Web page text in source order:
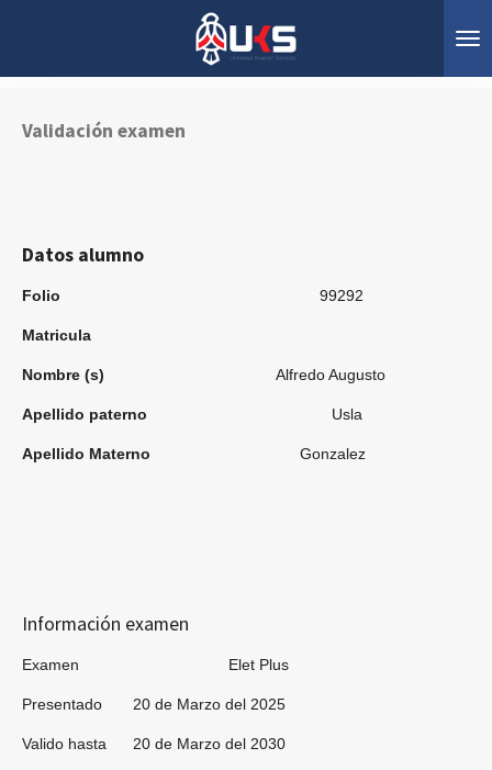
Validación examen
Datos alumno
Folio 99292
Matricula
Nombre (s) Alfredo Augusto
Apellido paterno Usla
Apellido Materno Gonzalez
Información examen
Examen Elet Plus
Presentado 20 de Marzo del 2025
Valido hasta 20 de Marzo del 2030